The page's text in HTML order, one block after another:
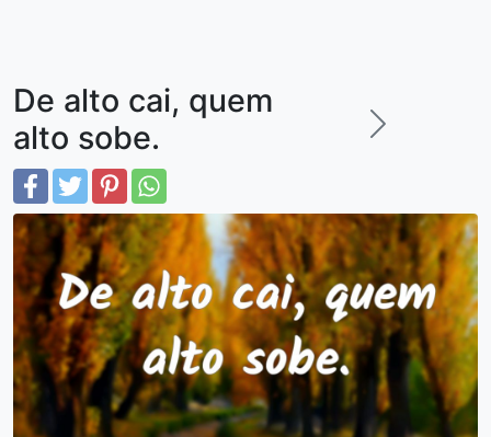
De alto cai, quem
alto sobe.